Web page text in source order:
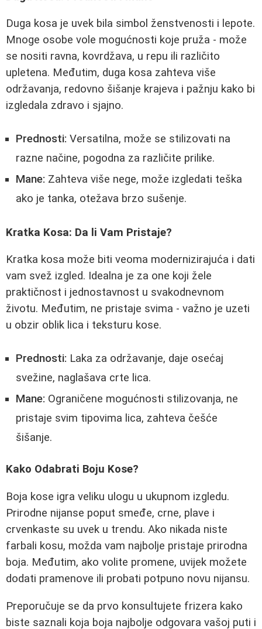
Duga kosa je uvek bila simbol ženstvenosti i lepote.
Mnoge osobe vole mogućnosti koje pruža - može
se nositi ravna, kovrdžava, u repu ili različito
upletena. Međutim, duga kosa zahteva više
održavanja, redovno šišanje krajeva i pažnju kako bi
izgledala zdravo i sjajno.
Prednosti: Versatilna, može se stilizovati na
razne načine, pogodna za različite prilike.
Mane: Zahteva više nege, može izgledati teška
ako je tanka, otežava brzo sušenje.
Kratka Kosa: Da li Vam Pristaje?
Kratka kosa može biti veoma modernizirajuća i dati
vam svež izgled. Idealna je za one koji žele
praktičnost i jednostavnost u svakodnevnom
životu. Međutim, ne pristaje svima - važno je uzeti
u obzir oblik lica i teksturu kose.
Prednosti: Laka za održavanje, daje osećaj
svežine, naglašava crte lica.
Mane: Ograničene mogućnosti stilizovanja, ne
pristaje svim tipovima lica, zahteva češće
šišanje.
Kako Odabrati Boju Kose?
Boja kose igra veliku ulogu u ukupnom izgledu.
Prirodne nijanse poput smeđe, crne, plave i
crvenkaste su uvek u trendu. Ako nikada niste
farbali kosu, možda vam najbolje pristaje prirodna
boja. Međutim, ako volite promene, uvijek možete
dodati pramenove ili probati potpuno novu nijansu.
Preporučuje se da prvo konsultujete frizera kako
biste saznali koja boja najbolje odgovara vašoj puti i